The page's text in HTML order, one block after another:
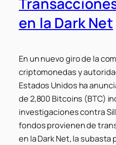
en la Dark Net
En un nuevo giro de la
criptomonedas y
Estados Unidos ha
de 2,800 Bitcoins (BTC)
investigaciones contra
fondos provienen de
en la Dark Net, la subasta